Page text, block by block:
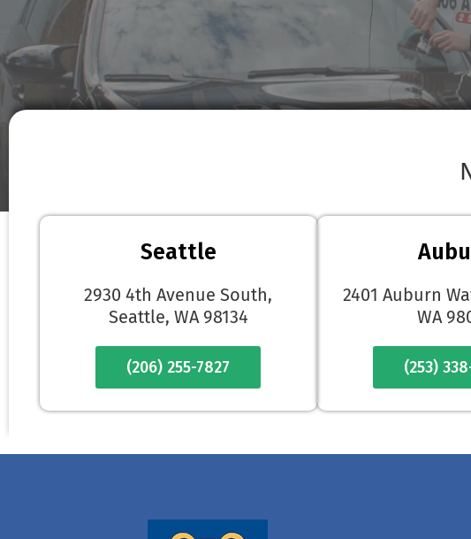
Seattle
2930 4th Avenue South,
Seattle, WA 98134
(206) 255-7827
2401 Auburn
WA
(253)